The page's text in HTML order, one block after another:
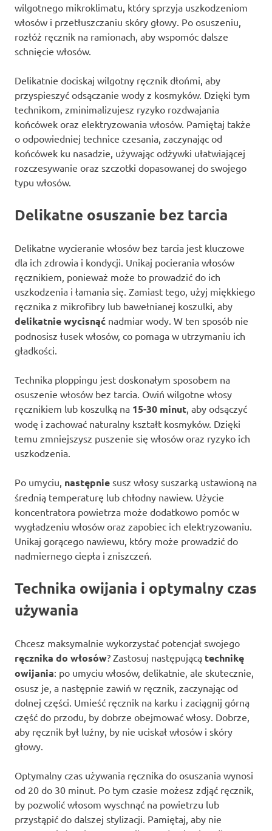
wilgotnego mikroklimatu, który sprzyja uszkodzeniom
włosów i przetłuszczaniu skóry głowy. Po osuszeniu,
rozłóż ręcznik na ramionach, aby wspomóc dalsze
schnięcie włosów.
Delikatnie dociskaj wilgotny ręcznik dłońmi, aby
przyspieszyć odsączanie wody z kosmyków. Dzięki tym
technikom, zminimalizujesz ryzyko rozdwajania
końcówek oraz elektryzowania włosów. Pamiętaj także
o odpowiedniej technice czesania, zaczynając od
końcówek ku nasadzie, używając odżywki ułatwiającej
rozczesywanie oraz szczotki dopasowanej do swojego
typu włosów.
Delikatne osuszanie bez tarcia
Delikatne wycieranie włosów bez tarcia jest kluczowe
dla ich zdrowia i kondycji. Unikaj pocierania włosów
ręcznikiem, ponieważ może to prowadzić do ich
uszkodzenia i łamania się. Zamiast tego, użyj miękkiego
ręcznika z mikrofibry lub bawełnianej koszulki, aby
delikatnie wycisnąć nadmiar wody. W ten sposób nie
podnosisz łusek włosów, co pomaga w utrzymaniu ich
gładkości.
Technika ploppingu jest doskonałym sposobem na
osuszenie włosów bez tarcia. Owiń wilgotne włosy
ręcznikiem lub koszulką na 15-30 minut, aby odsączyć
wodę i zachować naturalny kształt kosmyków. Dzięki
temu zmniejszysz puszenie się włosów oraz ryzyko ich
uszkodzenia.
Po umyciu, następnie susz włosy suszarką ustawioną na
średnią temperaturę lub chłodny nawiew. Użycie
koncentratora powietrza może dodatkowo pomóc w
wygładzeniu włosów oraz zapobiec ich elektryzowaniu.
Unikaj gorącego nawiewu, który może prowadzić do
nadmiernego ciepła i zniszczeń.
Technika owijania i optymalny czas
używania
Chcesz maksymalnie wykorzystać potencjał swojego
ręcznika do włosów? Zastosuj następującą technikę
owijania: po umyciu włosów, delikatnie, ale skutecznie,
osusz je, a następnie zawiń w ręcznik, zaczynając od
dolnej części. Umieść ręcznik na karku i zaciągnij górną
część do przodu, by dobrze obejmować włosy. Dobrze,
aby ręcznik był luźny, by nie uciskał włosów i skóry
głowy.
Optymalny czas używania ręcznika do osuszania wynosi
od 20 do 30 minut. Po tym czasie możesz zdjąć ręcznik,
by pozwolić włosom wyschnąć na powietrzu lub
przystąpić do dalszej stylizacji. Pamiętaj, aby nie